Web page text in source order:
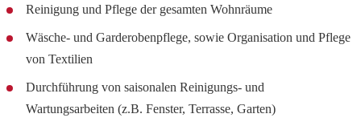
Reinigung und Pflege der gesamten Wohnräume
Wäsche- und Garderobenpflege, sowie Organisation und Pflege
von Textilien
Durchführung von saisonalen Reinigungs- und
Wartungsarbeiten (z.B. Fenster, Terrasse, Garten)